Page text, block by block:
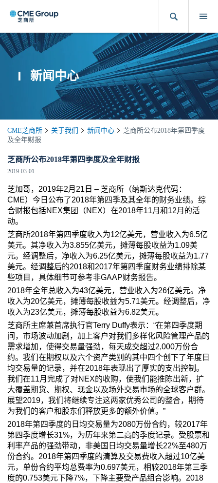
新闻中心
CME芝商所 关于我们 新闻中心
芝商所公布2018年第四季度
及全年财报
芝商所公布2018年第四季度及全年财报
2019-03-01
芝加哥，2019年2月21日 – 芝商所（纳斯达克代码：
CME）今日公布了2018年第四季及其全年的财务业绩。综
合财报包括NEX集团（NEX）在2018年11月和12月的活
动。
芝商所2018年第四季度收入为12亿美元，营业收入为6.5亿
美元。其净收入为3.855亿美元，摊薄每股收益为1.09美
元。经调整后，净收入为6.25亿美元，摊薄每股收益为1.77
美元。经调整后的2018和2017年第四季度财务业绩排除某
些项目，具体细节可参考非GAAP财务报告。
2018年全年总收入为43亿美元，营业收入为26亿美元。净
收入为20亿美元，摊薄每股收益为5.71美元。经调整后，净
收入为23亿美元，摊薄每股收益为6.82美元。
芝商所主席兼首席执行官Terry Duffy表示：“在第四季度期
间，市场波动加剧，加上客户对我们多样化风险管理产品的
需求增加，使得交易量强劲，每天成交超过2,000万份合
约。我们在期权以及六个资产类别的其中四个创下了年度日
均交易量的记录，并在2018年表现出了厚实的支出控制。
我们在11月完成了对NEX的收购，使我们能推陈出新，扩
大覆盖期货、期权、现金以及场外交易市场的全球客户群。
展望2019，我们将继续专注这两家优秀公司的整合，期待
为我们的客户和股东们释放更多的额外价值。”
2018年第四季度的日均交易量为2080万份合约，较2017年
第四季度增长31%，为历年来第二高的季度记录。受股票和
利率产品的强劲带动，非美国日均交易量增长22%至480万
份合约。2018年第四季度的清算及交易费收入超过10亿美
元，单份合约平均总费率为0.697美元，相较2018年第三季
度的0.753美元下降7%，下降主要受产品组合影响。2018